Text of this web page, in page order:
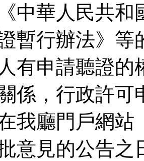
中華人民共和
暫行辦法》等
有申請聽證
係，行政許可
我廳門戶網
意見的公告之